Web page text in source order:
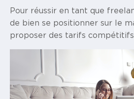
Pour réussir en tant que
de bien se positionner sur le
proposer des tarifs compétitifs.